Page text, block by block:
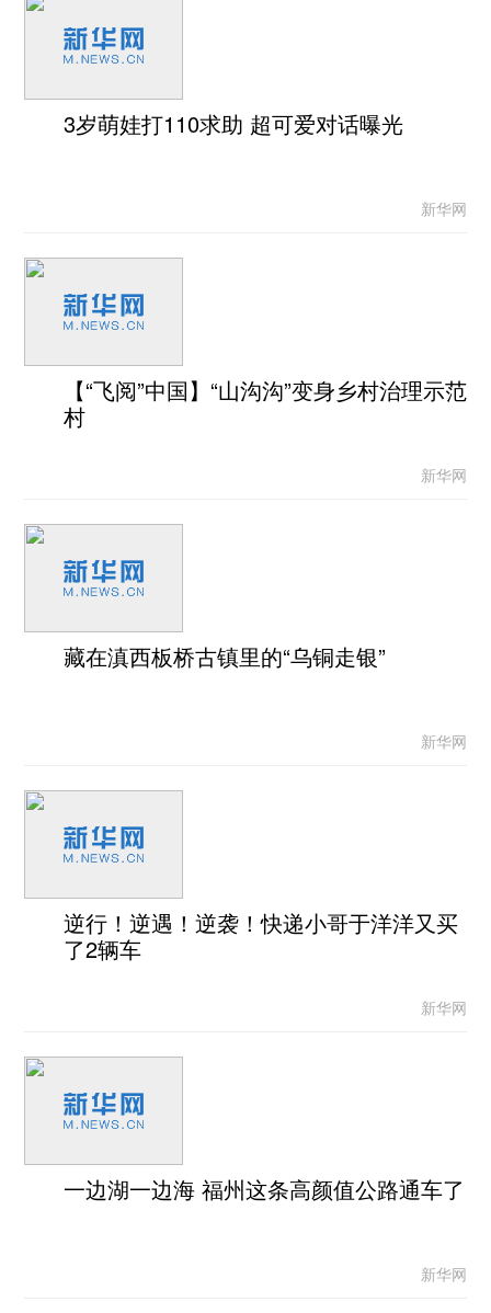
3岁萌娃打110求助 超可爱对话曝光
新华网
【“飞阅”中国】“山沟沟”变身乡村治理示范
村
新华网
藏在滇西板桥古镇里的“乌铜走银”
新华网
逆行！逆遇！逆袭！快递小哥于洋洋又买
了2辆车
新华网
一边湖一边海 福州这条高颜值公路通车了
新华网